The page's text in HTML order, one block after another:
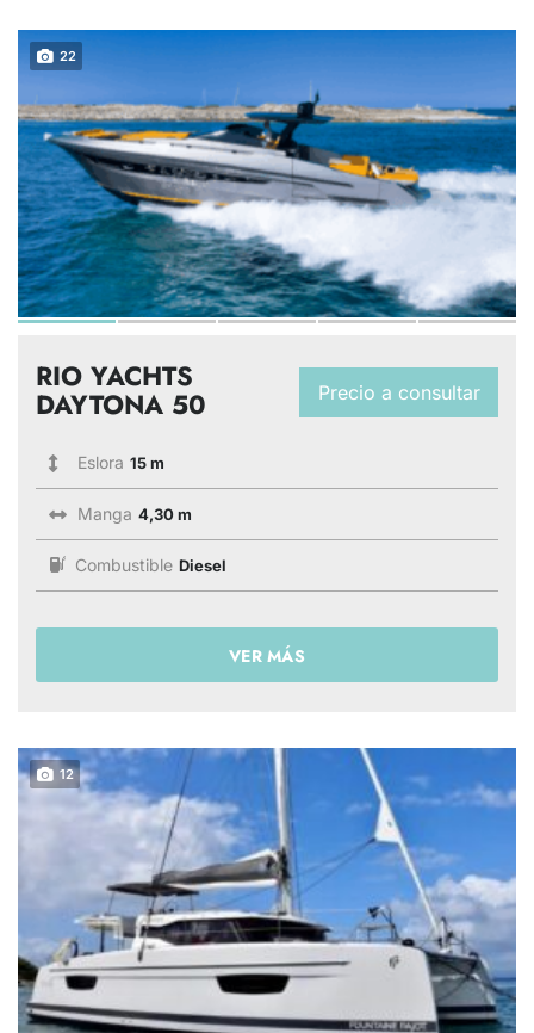
22
Precio a consultar
RIO YACHTS
DAYTONA 50
Eslora 15 m
Manga 4,30 m
Combustible Diesel
VER MÁS
12